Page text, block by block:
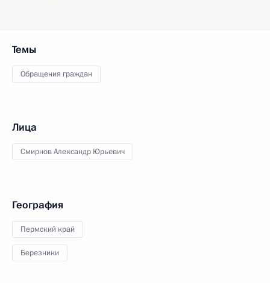
Темы
Обращения граждан
Лица
Смирнов Александр Юрьевич
География
Пермский край
Березники